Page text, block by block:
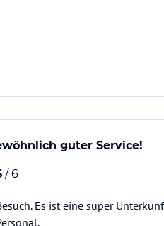
guter Service!
/ 6
Es ist eine super